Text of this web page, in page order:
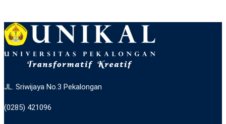
JL. Sriwijaya No.3 Pekalongan
(0285) 421096